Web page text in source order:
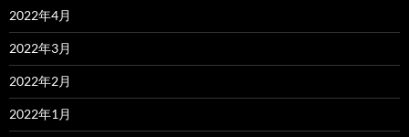
2022年4月
2022年3月
2022年2月
2022年1月